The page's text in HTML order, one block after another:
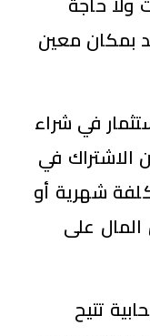
بمكان معين
في شراء
الاشتراك في
شهرية أو
على
تتيح